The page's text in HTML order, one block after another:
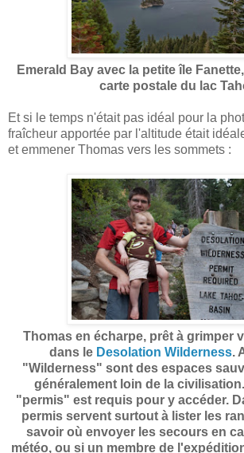
Emerald Bay avec la petite île
carte postale du lac
Et si le temps n'était pas idéal pour la
fraîcheur apportée par l'altitude était
et emmener Thomas vers les sommets :
Thomas en écharpe, prêt à grimper
dans le Desolation Wilderness.
"Wilderness" sont des espaces
généralement loin de la
"permis" est requis pour y accéder.
permis servent surtout à lister les
savoir où envoyer les secours en
météo, ou si un membre de